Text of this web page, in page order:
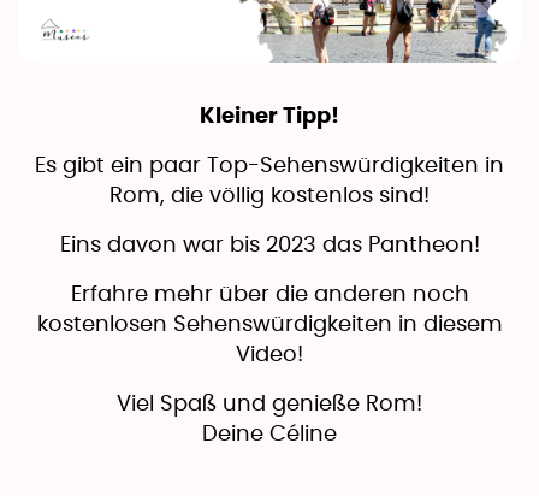
Kleiner Tipp!
Es gibt ein paar Top-Sehenswürdigkeiten in
Rom, die völlig kostenlos sind!
Eins davon war bis 2023 das Pantheon!
Erfahre mehr über die anderen noch
kostenlosen Sehenswürdigkeiten in diesem
Video!
Viel Spaß und genieße Rom!
Deine Céline